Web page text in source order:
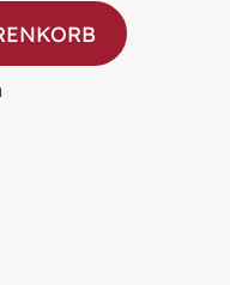
gewünschten